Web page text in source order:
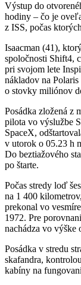
Výstup do
hodiny – čo je
z ISS, počas
Isaacman (41),
spoločnosti Shift4,
pri svojom lete
nákladov na
o stovky miliónov
Posádka zložená z
pilota vo výslužbe
SpaceX,
v utorok o 05.23 h
Do beztiažového
po štarte.
Počas stredy loď
na 1 400
prekonal vo
1972. Pre
nachádza vo výške
Posádka v stredu
skafandra,
kabíny na